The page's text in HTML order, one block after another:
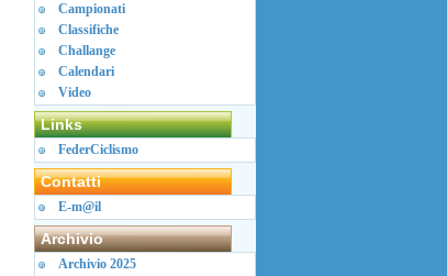
Campionati
Classifiche
Challange
Calendari
Video
Links
FederCiclismo
Contatti
E-m@il
Archivio
Archivio 2025